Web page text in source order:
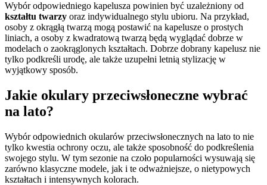
Wybór odpowiedniego kapelusza powinien być uzależniony od
kształtu twarzy oraz indywidualnego stylu ubioru. Na przykład,
osoby z okrągłą twarzą mogą postawić na kapelusze o prostych
liniach, a osoby z kwadratową twarzą będą wyglądać dobrze w
modelach o zaokrąglonych kształtach. Dobrze dobrany kapelusz nie
tylko podkreśli urodę, ale także uzupełni letnią stylizację w
wyjątkowy sposób.
Jakie okulary przeciwsłoneczne wybrać
na lato?
Wybór odpowiednich okularów przeciwsłonecznych na lato to nie
tylko kwestia ochrony oczu, ale także sposobność do podkreślenia
swojego stylu. W tym sezonie na czoło popularności wysuwają się
zarówno klasyczne modele, jak i te odważniejsze, o nietypowych
kształtach i intensywnych kolorach.